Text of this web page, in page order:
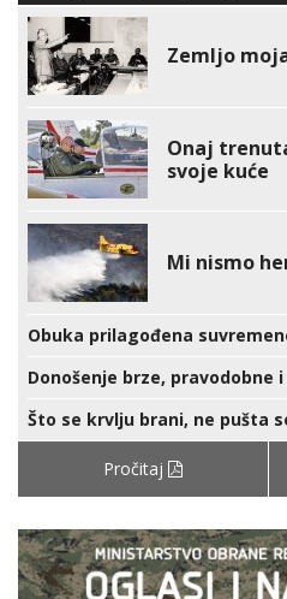
Zemljo
Onaj
svoje kuće
Mi nismo
Obuka prilagođena
Donošenje brze, pravodobne
Što se krvlju brani, ne pušta
Pročitaj